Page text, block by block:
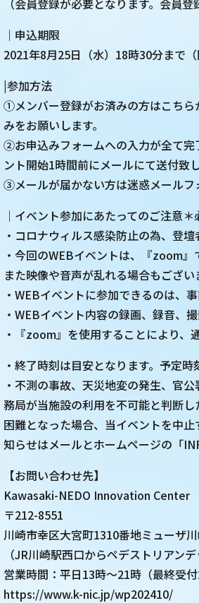
（会員登録が必要となります。会員登
｜申込期限
2021年8月25日（水）18時30分まで（
|参加方法
①メンバー登録がお済みの方はこち
みをお願いします。
②お申込みフォームへの入力が全て
ント開始1時間前にメールにて送付致し
③メールが届かない方は迷惑メールフ
｜イベント参加にあたってのご注意＊
・コロナウィルス感染防止の為、登
・今回のWEBイベントは、『zoom
また映像や音声が乱れる場合もござい
・WEBイベントに参加できるのは、
・WEBイベント内容の録画、録音、
・『zoom』を使用することにより、
・終了時刻は目安となります。予定時
・不測の事故、天災地変の発生、官
務局が当施設の利用を不可能と判断
困難となった場合、当イベントを中
知らせはメールとホームページの「
【お問い合わせ先】
Kawasaki-NEDO Innovation Center
〒212-8551
川崎市幸区大宮町1310番地ミューザ
（JR川崎駅西口からペデストリアンデ
営業時間：平日13時～21時（最終受付
https://www.k-nic.jp/wp202410/